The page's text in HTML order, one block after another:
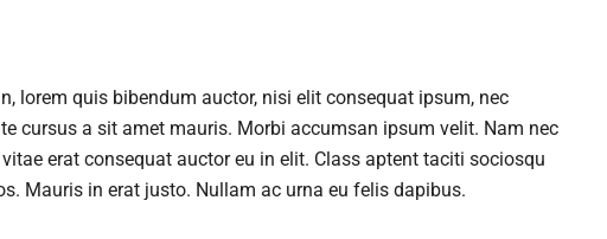
lorem quis bibendum auctor, nisi elit consequat ipsum, nec
cursus a sit amet mauris. Morbi accumsan ipsum velit. Nam nec
erat consequat auctor eu in elit. Class aptent taciti sociosqu
Mauris in erat justo. Nullam ac urna eu felis dapibus.